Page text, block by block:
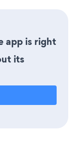
app is right
its